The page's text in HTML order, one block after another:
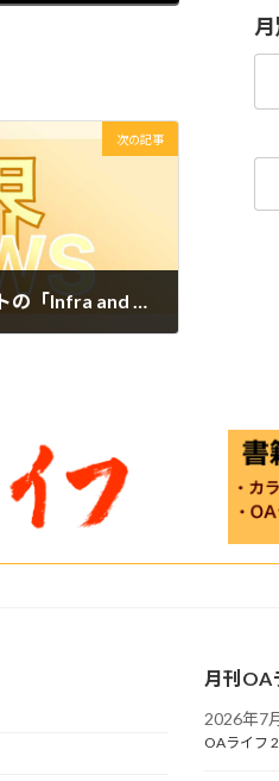
次の記事
大塚商会 マイクロソフトの「Infra and Database Migration to Microsoft Azure」Specializationを取得
月刊OA
2026年7
OAライフ